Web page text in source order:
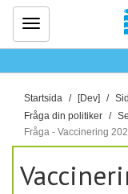
Meny
D
u
ä
h
Startsida [Dev]
Fråga din politiker
Fråga - Vaccinering